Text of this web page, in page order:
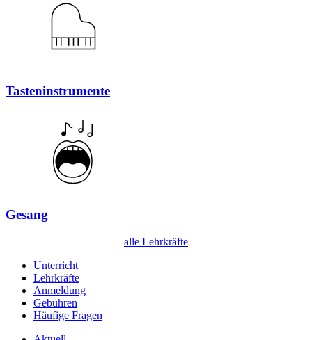
Tasten­instrumente
Gesang
alle Lehrkräfte
Unterricht
Lehrkräfte
Anmeldung
Gebühren
Häufige Fragen